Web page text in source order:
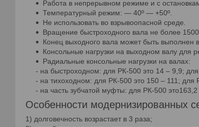
Работа в непрерывном режиме и с
Температурный режим: — 40º — +50º.
Не использовать во взрывоопасной среде.
Вращение быстроходного вала не более
Конец выходного вала может быть выполнен
Консольные нагрузки на выходном валу для
Радиальные консольные нагрузки на валах:
- на быстроходном: для РК-500 это 14 – 9,9;
- на тихоходном: для РК-500 это 150 – 111; для
- на часть зубчатой муфты: для РК-500
Особенности модернизированных
1) долговечность возрастает в 3 раза;